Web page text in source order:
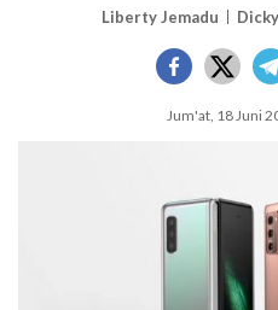
Liberty Jemadu
Jum'at, 18 Juni